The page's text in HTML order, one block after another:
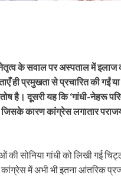
के सवाल पर अस्पताल में इलाज
ही प्रमुखता से प्रचारित की गईं
है। दूसरी यह कि ‘गांधी-नेहरू
कारण कांग्रेस लगातार
की सोनिया गांधी को लिखी गई
कांग्रेस में अभी भी इतना आंतरिक